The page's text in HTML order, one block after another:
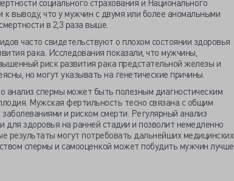
социального страхования и Национального
выводу, что у мужчин с двумя или более аномальными
в 2,3 раза выше.
часто свидетельствуют о плохом состоянии здоровья
рака. Исследования показали, что мужчины,
риск развития рака предстательной железы и
но могут указывать на генетические причины.
анализ спермы может быть полезным диагностическим
Мужская фертильность тесно связана с общим
и риском смерти. Регулярный анализ
здоровья на ранней стадии и позволит немедленно
результаты могут потребовать дальнейших медицинских
спермы и самооценкой может побудить мужчин лучше